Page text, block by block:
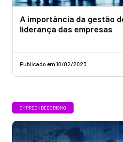
A importância da gestão
liderança das empresas
Publicado em 10/02/2023
EMPREENDEDORISMO